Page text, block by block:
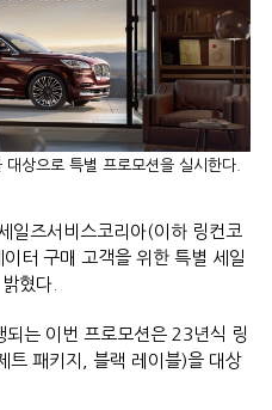
상으로 특별 프로모션을 실시한다.
일즈서비스코리아(이하 링컨코
터 구매 고객을 위한 특별 세일
혔다.
는 이번 프로모션은 23년식 링
트 패키지, 블랙 레이블)을 대상